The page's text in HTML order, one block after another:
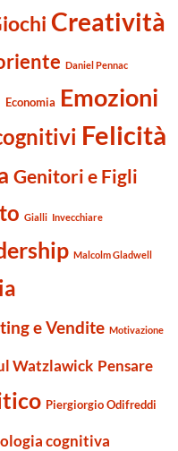
Creatività
Daniel Pennac
Economia Emozioni
Felicità
Genitori e Figli
Gialli Invecchiare
Malcolm Gladwell
e Vendite Motivazione
Watzlawick Pensare
Piergiorgio Odifreddi
cognitiva